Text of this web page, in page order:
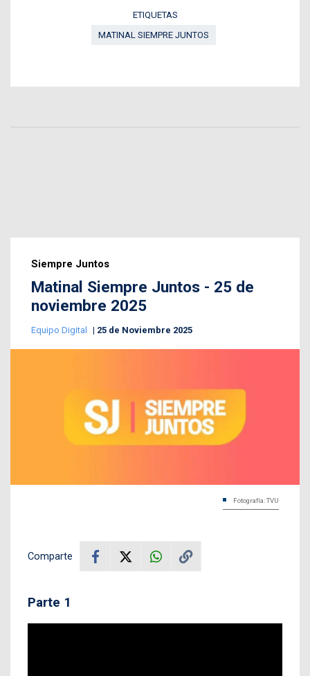
ETIQUETAS
MATINAL SIEMPRE JUNTOS
Siempre Juntos
Matinal Siempre Juntos - 25 de
noviembre 2025
Equipo Digital 25 de Noviembre 2025
Fotografía: TVU
Comparte
Parte 1